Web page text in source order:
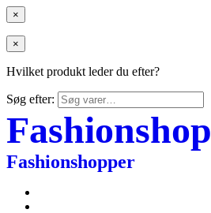
×
×
Hvilket produkt leder du efter?
Søg efter:
Fashionshopper